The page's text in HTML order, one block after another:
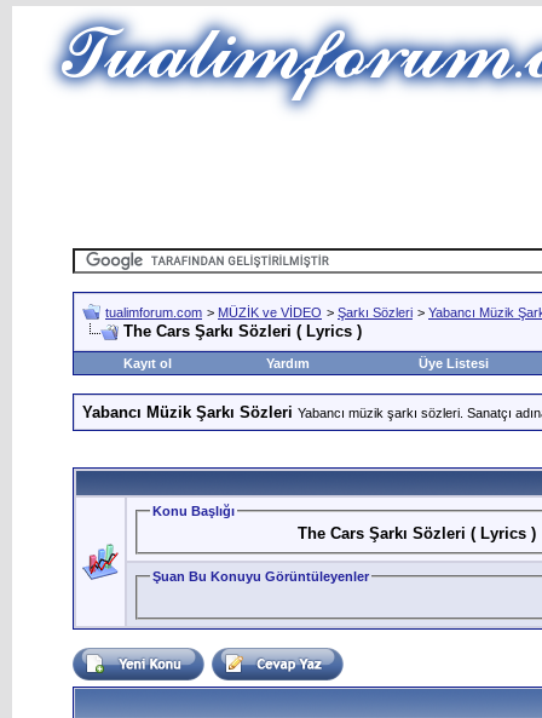
tualimforum.com > MÜZİK ve VİDEO > Şarkı Sözleri > Yabancı Müzik
The Cars Şarkı Sözleri ( Lyrics )
Kayıt ol Yardım Üye Listesi
Yabancı Müzik Şarkı Sözleri Yabancı müzik şarkı sözleri. Sanatçı
Konu Başlığı
The Cars Şarkı Sözleri ( Lyrics )
Şuan Bu Konuyu Görüntüleyenler